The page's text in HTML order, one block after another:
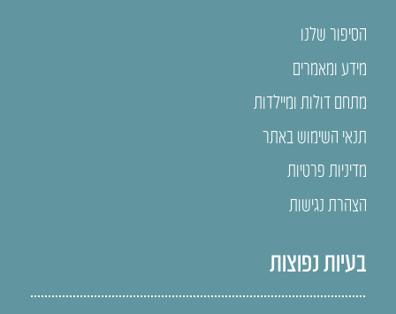
הסיפור שלנו
מידע ומאמרים
מתחם דולות ומיילדות
תנאי השימוש באתר
מדיניות פרטיות
הצהרת נגישות
בעיות נפוצות